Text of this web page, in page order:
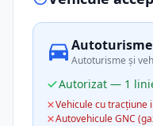
Autoturisme
Autoturisme și
Autorizat — 1
Vehicule cu tracțiune
Autovehicule GNC